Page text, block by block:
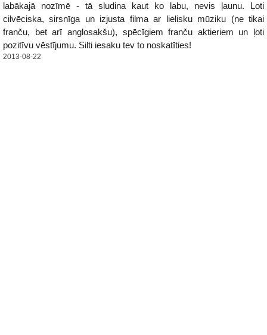
labākajā nozīmē - tā sludina kaut ko labu, nevis ļaunu. Ļoti
cilvēciska, sirsnīga un izjusta filma ar lielisku mūziku (ne tikai
franču, bet arī anglosakšu), spēcīgiem franču aktieriem un ļoti
pozitīvu vēstījumu. Silti iesaku tev to noskatīties!
2013-08-22